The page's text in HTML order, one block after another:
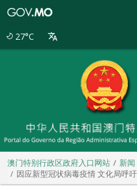
27°C
澳门特别行政区政府入口网站
新闻
因应新型冠状病毒疫情 文化局呼